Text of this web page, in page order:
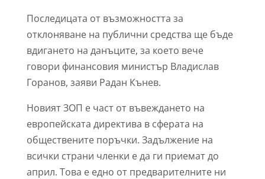
Последицата от възможността за
отклоняване на публични средства ще бъде
вдигането на данъците, за което вече
говори финансовия министър Владислав
Горанов, заяви Радан Кънев.
Новият ЗОП е част от въвеждането на
европейската директива в сферата на
обществените поръчки. Задължение на
всички страни членки е да ги приемат до
април. Това е едно от предварителните ни